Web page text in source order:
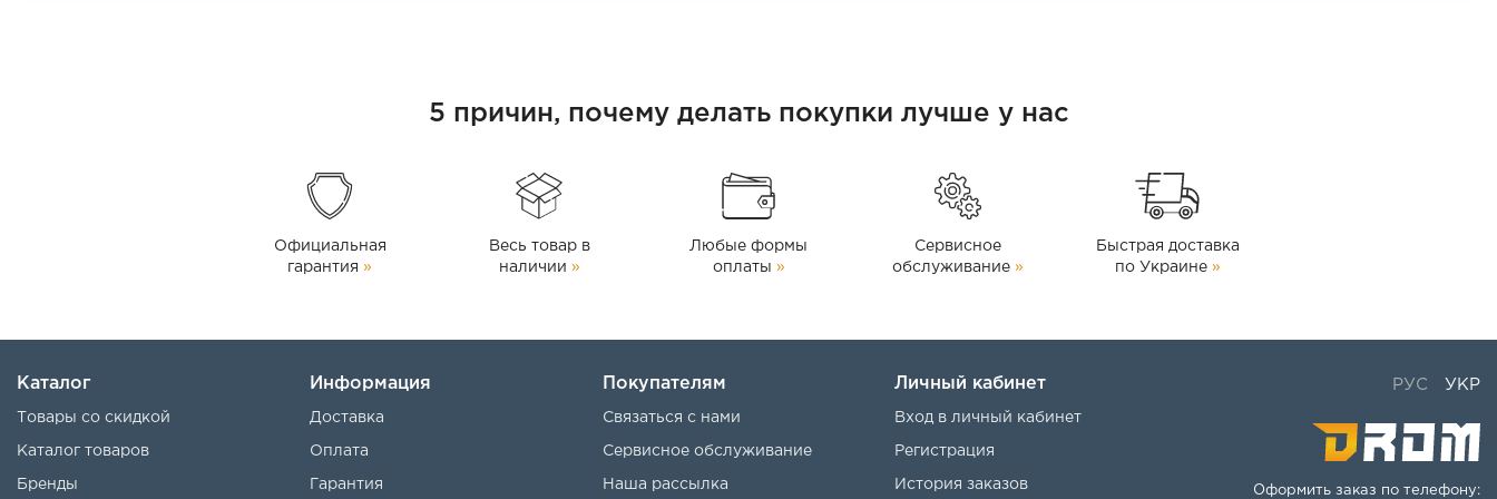
5 причин, почему делать покупки лучше у нас
Официальная
гарантия »
Весь товар в
наличии »
Любые формы
оплаты »
Сервисное
обслуживание »
Быстрая доставка
по Украине »
Каталог
Товары со скидкой
Каталог товаров
Бренды
Информация
Доставка
Оплата
Гарантия
Покупателям
Связаться с нами
Сервисное обслуживание
Наша рассылка
Личный кабинет
Вход в личный кабинет
Регистрация
История заказов
РУС УКР
Оформить заказ по телефону: